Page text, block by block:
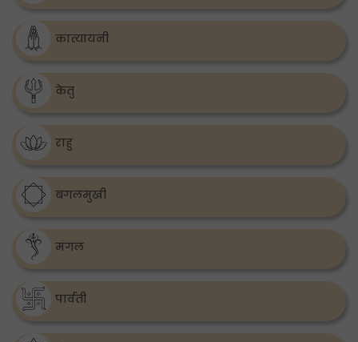
कात्यायनी
केतु
राहु
बगलमुखी
मंगल
पार्वती